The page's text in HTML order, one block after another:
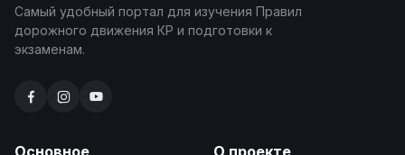
Самый удобный портал для изучения Правил
дорожного движения КР и подготовки к
экзаменам.
Основное О проекте